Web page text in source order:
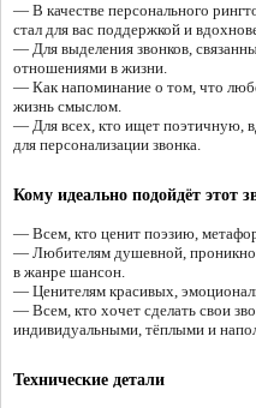
— В качестве персонального
стал для вас поддержкой и
— Для выделения звонков,
отношениями в жизни.
— Как напоминание о том, что
жизнь смыслом.
— Для всех, кто ищет
для персонализации звонка.
Кому идеально подойдёт этот
— Всем, кто ценит поэзию,
— Любителям душевной,
в жанре шансон.
— Ценителям красивых,
— Всем, кто хочет сделать свои
индивидуальными, тёплыми и
Технические детали